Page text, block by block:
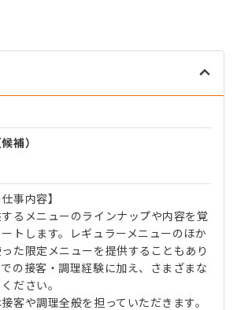
補）
事内容】
るメニューのラインナップや内容を覚
トします。レギュラーメニューのほか
た限定メニューを提供することもあり
の接客・調理経験に加え、さまざまな
ださい。
客や調理全般を担っていただきます。